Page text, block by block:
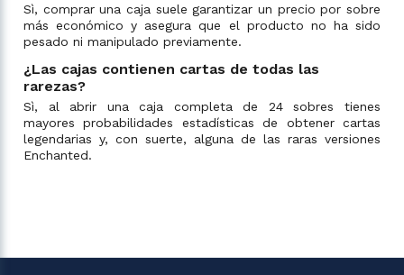
Sì, comprar una caja suele garantizar un precio por sobre
más económico y asegura que el producto no ha sido
pesado ni manipulado previamente.
¿Las cajas contienen cartas de todas las
rarezas?
Sì, al abrir una caja completa de 24 sobres tienes
mayores probabilidades estadísticas de obtener cartas
legendarias y, con suerte, alguna de las raras versiones
Enchanted.